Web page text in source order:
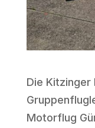
Die
Motorflug